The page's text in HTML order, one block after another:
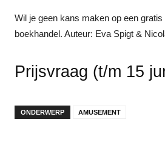
Wil je geen kans maken op een
boekhandel. Auteur: Eva Spigt &
Prijsvraag (t/m 15
ONDERWERP AMUSEMENT